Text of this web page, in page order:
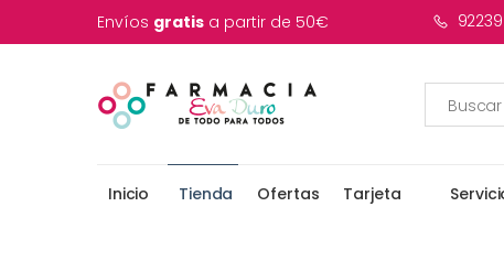
Envíos gratis a partir de 50€
Inicio Tienda Ofertas Tarjeta